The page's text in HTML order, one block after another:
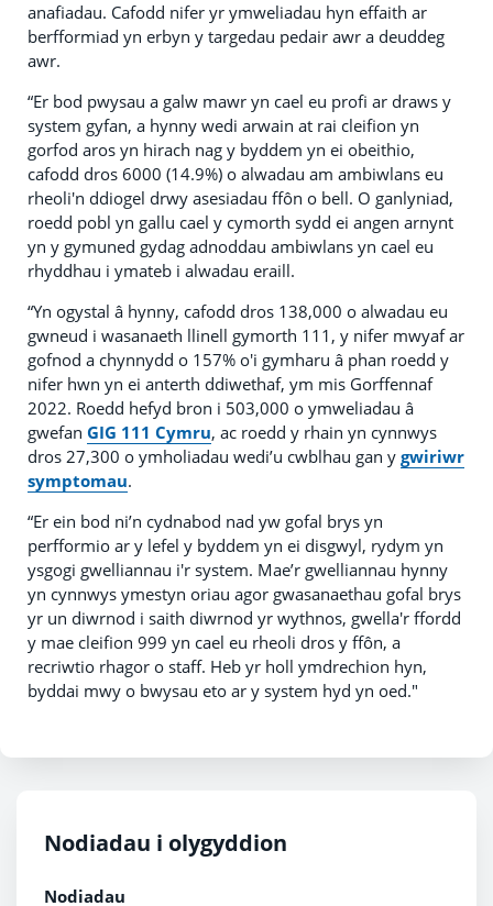
anafiadau. Cafodd nifer yr ymweliadau hyn effaith ar
berfformiad yn erbyn y targedau pedair awr a deuddeg
awr.
“Er bod pwysau a galw mawr yn cael eu profi ar draws y
system gyfan, a hynny wedi arwain at rai cleifion yn
gorfod aros yn hirach nag y byddem yn ei obeithio,
cafodd dros 6000 (14.9%) o alwadau am ambiwlans eu
rheoli'n ddiogel drwy asesiadau ffôn o bell. O ganlyniad,
roedd pobl yn gallu cael y cymorth sydd ei angen arnynt
yn y gymuned gydag adnoddau ambiwlans yn cael eu
rhyddhau i ymateb i alwadau eraill.
“Yn ogystal â hynny, cafodd dros 138,000 o alwadau eu
gwneud i wasanaeth llinell gymorth 111, y nifer mwyaf ar
gofnod a chynnydd o 157% o'i gymharu â phan roedd y
nifer hwn yn ei anterth ddiwethaf, ym mis Gorffennaf
2022. Roedd hefyd bron i 503,000 o ymweliadau â
gwefan GIG 111 Cymru, ac roedd y rhain yn cynnwys
dros 27,300 o ymholiadau wedi’u cwblhau gan y gwiriwr
symptomau.
“Er ein bod ni’n cydnabod nad yw gofal brys yn
perfformio ar y lefel y byddem yn ei disgwyl, rydym yn
ysgogi gwelliannau i'r system. Mae’r gwelliannau hynny
yn cynnwys ymestyn oriau agor gwasanaethau gofal brys
yr un diwrnod i saith diwrnod yr wythnos, gwella'r ffordd
y mae cleifion 999 yn cael eu rheoli dros y ffôn, a
recriwtio rhagor o staff. Heb yr holl ymdrechion hyn,
byddai mwy o bwysau eto ar y system hyd yn oed."
Nodiadau i olygyddion
Nodiadau